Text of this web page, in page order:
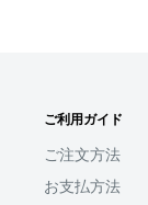
スマ
ます。
Shop
在
商
ご利用ガイド
ご注文方法
お支払方法